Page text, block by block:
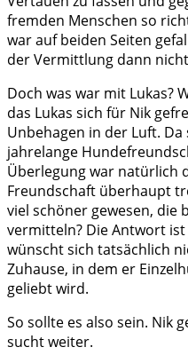
fremden Menschen so
war auf beiden Seiten
der Vermittlung dann
Doch was war mit Lukas?
das Lukas sich für Nik
Unbehagen in der Luft.
jahrelange
Überlegung war natürlich
Freundschaft überhaupt
viel schöner gewesen, die
vermitteln? Die Antwort
wünscht sich tatsächlich
Zuhause, in dem er
geliebt wird.
So sollte es also sein. Nik
sucht weiter.